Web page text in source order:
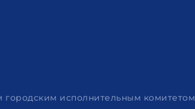
городским исполнительным комитетом